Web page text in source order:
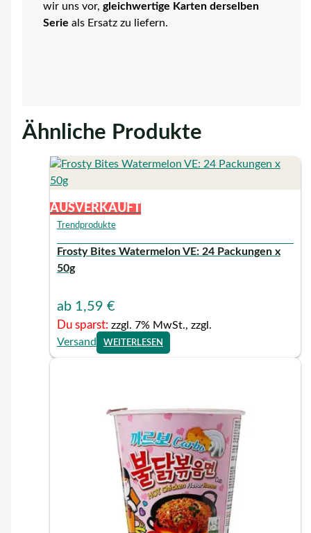
wir uns vor, gleichwertige Karten derselben
Serie als Ersatz zu liefern.
Ähnliche Produkte
AUSVERKAUFT
Trendprodukte
Frosty Bites Watermelon VE: 24 Packungen x
50g
ab 1,59 €
Du sparst: zzgl. 7% MwSt., zzgl.
Versand
WEITERLESEN